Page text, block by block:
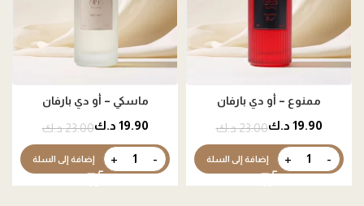
ممنوع – أو دي بارفان
23.00د.ك 19.90 د.ك
إضافة إلى السلة
ماسكي – أو دي بارفان
23.00د.ك 19.90 د.ك
إضافة إلى السلة